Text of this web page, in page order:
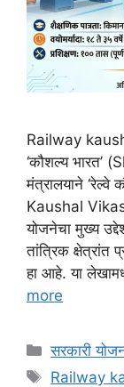
Railway
‘कौशल्य भारत’
मंत्रालयाने ‘रेल्वे
Kaushal
योजनेचा मुख्य
तांत्रिक क्षेत्रांत
हा आहे. या
more
सरकारी
Tags
Railway